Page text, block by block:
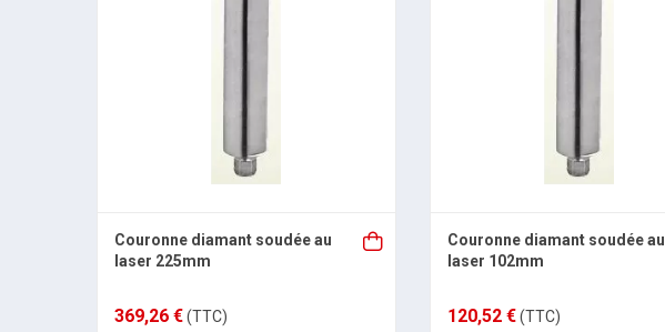
Couronne diamant soudée au
laser 225mm
369,26 €(TTC)
Couronne diamant soudée au
laser 102mm
120,52 €(TTC)